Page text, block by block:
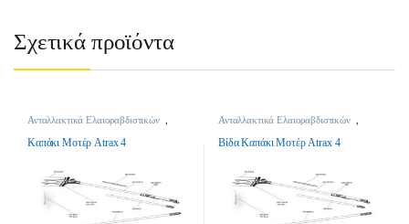
Σχετικά προϊόντα
Ανταλλακτικά Ελαιοραβδιστικών
Καπάκι Μοτέρ Atrax 4
Ανταλλακτικά Ελαιοραβδιστικών
Βίδα Καπάκι Μοτέρ Atrax 4